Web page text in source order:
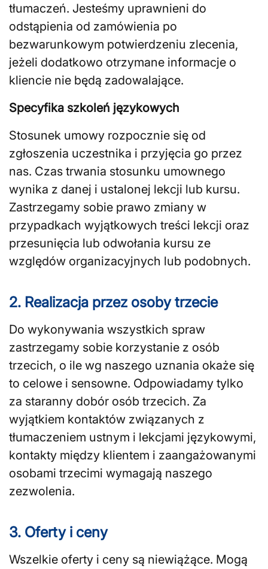
tłumaczeń. Jesteśmy uprawnieni do
odstąpienia od zamówienia po
bezwarunkowym potwierdzeniu zlecenia,
jeżeli dodatkowo otrzymane informacje o
kliencie nie będą zadowalające.
Specyfika szkoleń językowych
Stosunek umowy rozpocznie się od
zgłoszenia uczestnika i przyjęcia go przez
nas. Czas trwania stosunku umownego
wynika z danej i ustalonej lekcji lub kursu.
Zastrzegamy sobie prawo zmiany w
przypadkach wyjątkowych treści lekcji oraz
przesunięcia lub odwołania kursu ze
względów organizacyjnych lub podobnych.
2. Realizacja przez osoby trzecie
Do wykonywania wszystkich spraw
zastrzegamy sobie korzystanie z osób
trzecich, o ile wg naszego uznania okaże się
to celowe i sensowne. Odpowiadamy tylko
za staranny dobór osób trzecich. Za
wyjątkiem kontaktów związanych z
tłumaczeniem ustnym i lekcjami językowymi,
kontakty między klientem i zaangażowanymi
osobami trzecimi wymagają naszego
zezwolenia.
3. Oferty i ceny
Wszelkie oferty i ceny są niewiążące. Mogą